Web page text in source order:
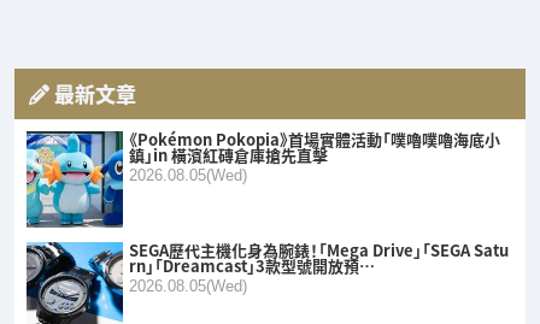
最新文章
《Pokémon Pokopia》首場實體活動「噗嚕噗嚕海底小
鎮」in 橫濱紅磚倉庫搶先直擊
2026.08.05(Wed)
SEGA歷代主機化身為腕錶！「Mega Drive」「SEGA Satu
rn」「Dreamcast」3款型號開放預…
2026.08.05(Wed)